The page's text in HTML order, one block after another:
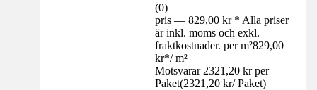
(0)
pris — 829,00 kr * Alla priser
är inkl. moms och exkl.
fraktkostnader. per m²829,00
kr*/ m²
Motsvarar 2321,20 kr per
Paket(2321,20 kr/ Paket)